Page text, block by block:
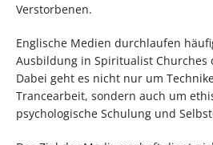
Verstorbenen.
Englische Medien durchlaufen
Ausbildung in Spiritualist Churches
Dabei geht es nicht nur um
Trancearbeit, sondern auch um
psychologische Schulung und